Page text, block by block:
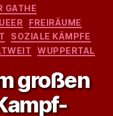
GATHE
FREIRÄUME
SOZIALE KÄMPFE
WUPPERTAL
großen